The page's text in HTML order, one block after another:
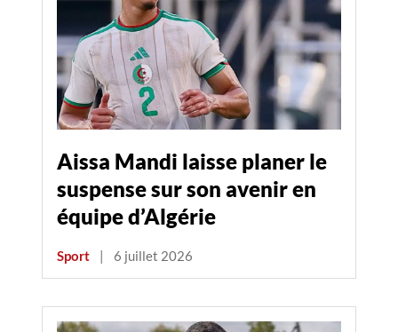
Aissa Mandi laisse planer le
suspense sur son avenir en
équipe d’Algérie
Sport | 6 juillet 2026